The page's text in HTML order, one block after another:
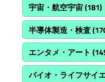
宇宙・航空宇宙(181)
半導体製造・検査
エンタメ・アート
バイオ・ライフサイ